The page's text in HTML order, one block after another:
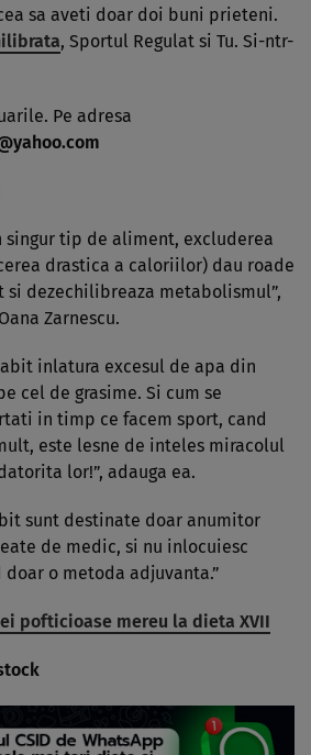
sa aveti doar doi buni prieteni.
, Sportul Regulat si Tu. Si-ntr-
Pe adresa
singur tip de aliment, excluderea
drastica a caloriilor) dau roade
si dezechilibreaza metabolismul”,
Zarnescu.
inlatura excesul de apa din
cel de grasime. Si cum se
in timp ce facem sport, cand
este lesne de inteles miracolul
lor!”, adauga ea.
sunt destinate doar anumitor
de medic, si nu inlocuiesc
o metoda adjuvanta.”
pofticioase mereu la dieta XVII